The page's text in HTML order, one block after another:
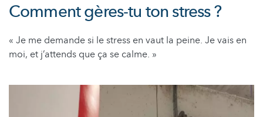
Comment gères-tu ton stress ?
« Je me demande si le stress en vaut la peine. Je vais en
moi, et j’attends que ça se calme. »